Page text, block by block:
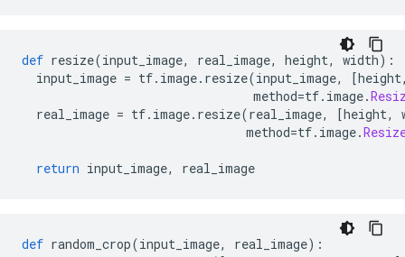
def resize(input_image, real_image, height, width):
input_image = tf. image. resize(input_image, [height
method=tf. image.
real_image = tf. image. resize(real_image, [height,
method=tf. image.
return input_image, real_image
def random_crop(input_image, real_image):